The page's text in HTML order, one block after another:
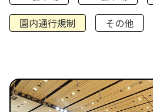
園内通行規制
その他